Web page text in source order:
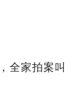
全家拍案叫